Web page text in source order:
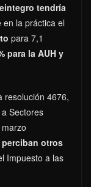
tendría
en la práctica el
para 7,1
para la AUH y
resolución 4676,
Sectores
otros
Impuesto a las